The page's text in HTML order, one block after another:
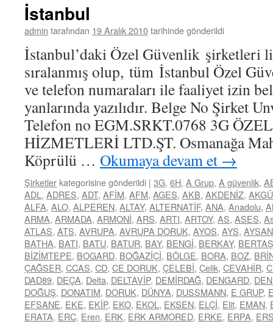
İstanbul
admin tarafından 19 Aralık 2010tarihinde gönderildi
İstanbul’daki Özel Güvenlik şirketleri
sıralanmış olup, tüm İstanbul Özel
ve telefon numaraları ile faaliyet izin
yanlarında yazılıdır. Belge No Şirket
Telefon no EGM.SRKT.0768 3G
HİZMETLERİ LTD.ŞT. Osmanağa
Köprülü … Okumaya devam et →
Şirketler kategorisine gönderildi | 3G, 6H, A Grup, A güvenlik,
ADL , ADRES, ADT, AFİM, AFM, AGES, AKB, AKDENİZ,
ALFA, ALO, ALPEREN, ALTAY, ALTERNATİF, ANA, Anadolu,
ARMA, ARMADA, ARMONİ, ARS, ARTI, ARTOY, AS, ASES,
ATLAS, ATS, AVRUPA, AVRUPA DORUK, AYOS, AYS, AYSAN
BATHA, BATI, BATU, BATUR, BAY, BENGİ, BERKAY, BERTAŞ
BİZİMTEPE, BOGARD, BOĞAZİÇİ, BÖLGE, BORA, BOZ,
ÇAĞSER, CCAS, CD, CE DORUK, ÇELEBİ, Çelik, CEVAHİR,
DAD89, DEÇA, Delta, DELTAVİP, DEMİRDAĞ, DENGARD,
DOĞUŞ, DONATIM, DORUK, DÜNYA, DUSSMANN, E GRUP,
EFSANE, EKE, EKİP, EKO, EKOL , EKSEN, ELÇİ, Elit, EMAN,
ERATA, ERC, Eren, ERK, ERK ARMORED, ERKE, ERPA,